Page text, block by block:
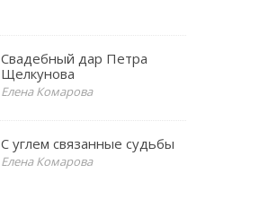
Свадебный дар Петра
Щелкунова
Елена Комарова
С углем связанные судьбы
Елена Комарова